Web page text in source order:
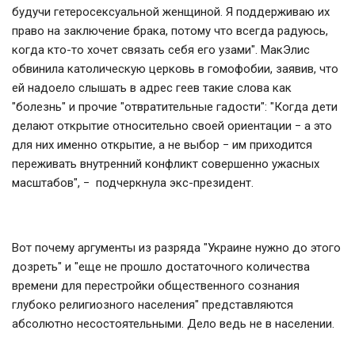
будучи гетеросексуальной женщиной. Я поддерживаю их
право на заключение брака, потому что всегда радуюсь,
когда кто-то хочет связать себя его узами". МакЭлис
обвинила католическую церковь в гомофобии, заявив, что
ей надоело слышать в адрес геев такие слова как
"болезнь" и прочие "отвратительные гадости": "Когда дети
делают открытие относительно своей ориентации − а это
для них именно открытие, а не выбор − им приходится
переживать внутренний конфликт совершенно ужасных
масштабов", − подчеркнула экс-президент.
Вот почему аргументы из разряда "Украине нужно до этого
дозреть" и "еще не прошло достаточного количества
времени для перестройки общественного сознания
глубоко религиозного населения" представляются
абсолютно несостоятельными. Дело ведь не в населении.